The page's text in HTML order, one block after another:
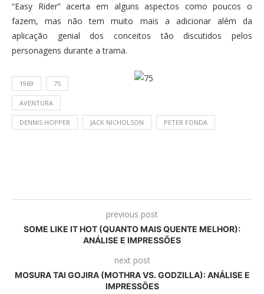
“Easy Rider” acerta em alguns aspectos como poucos o
fazem, mas não tem muito mais a adicionar além da
aplicação genial dos conceitos tão discutidos pelos
personagens durante a trama.
1969 75
AVENTURA
DENNIS HOPPER JACK NICHOLSON PETER FONDA
previous post
SOME LIKE IT HOT (QUANTO MAIS QUENTE MELHOR):
ANÁLISE E IMPRESSÕES
next post
MOSURA TAI GOJIRA (MOTHRA VS. GODZILLA): ANÁLISE E
IMPRESSÕES